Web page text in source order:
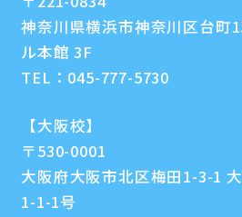
神奈川県横浜市神奈川区台町
ル本館 3F
TEL： 045-777-5730
【大阪校】
〒530-0001
大阪府大阪市北区梅田1-3-1
1-1-1号